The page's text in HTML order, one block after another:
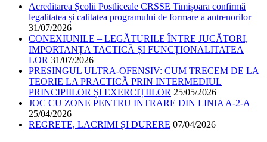
Acreditarea Școlii Postliceale CRSSE Timișoara confirmă
legalitatea și calitatea programului de formare a antrenorilor
31/07/2026
CONEXIUNILE – LEGĂTURILE ÎNTRE JUCĂTORI,
IMPORTANȚA TACTICĂ ȘI FUNCȚIONALITATEA
LOR 31/07/2026
PRESINGUL ULTRA-OFENSIV: CUM TRECEM DE LA
TEORIE LA PRACTICĂ PRIN INTERMEDIUL
PRINCIPIILOR ȘI EXERCIȚIILOR 25/05/2026
JOC CU ZONE PENTRU INTRARE DIN LINIA A-2-A
25/04/2026
REGRETE, LACRIMI ȘI DURERE 07/04/2026